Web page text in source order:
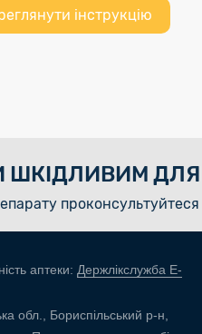
інструкцію
проконсультуйтеся
аптеки: Держлікслужба E-
обл., Бориспільський р-н,